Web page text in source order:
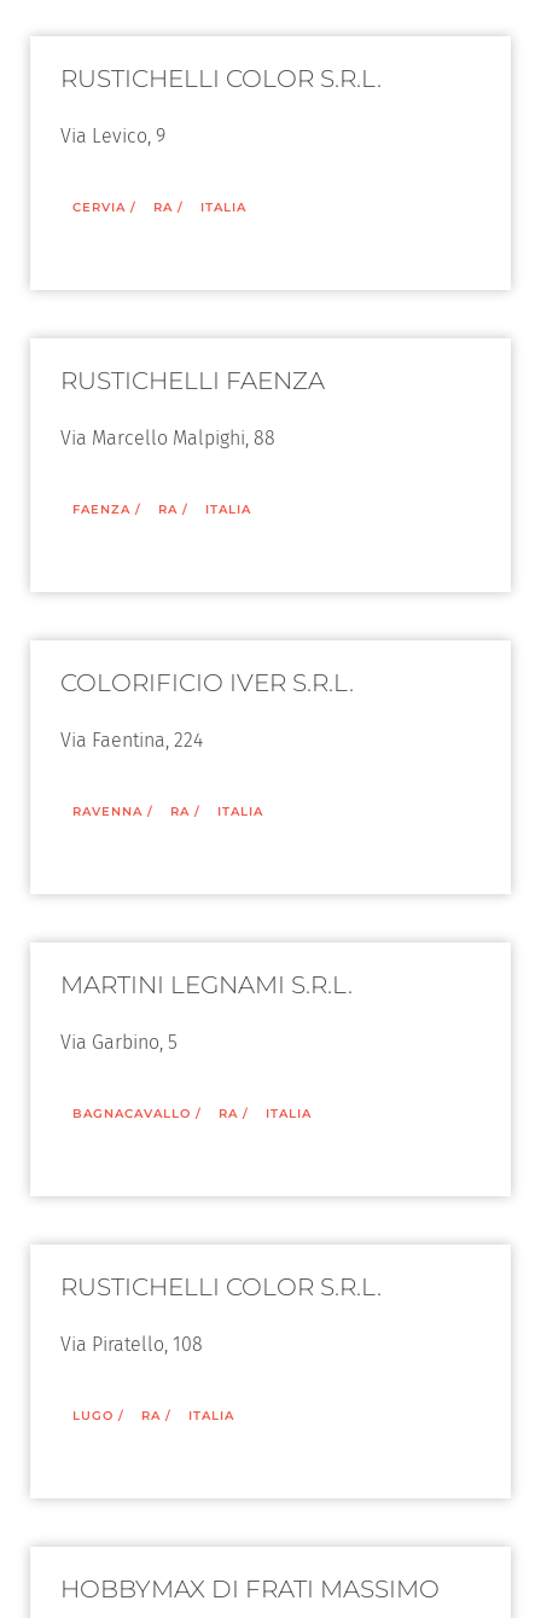
RUSTICHELLI COLOR S.R.L.
Via Levico, 9
CERVIA / RA / ITALIA
RUSTICHELLI FAENZA
Via Marcello Malpighi, 88
FAENZA / RA / ITALIA
COLORIFICIO IVER S.R.L.
Via Faentina, 224
RAVENNA / RA / ITALIA
MARTINI LEGNAMI S.R.L.
Via Garbino, 5
BAGNACAVALLO / RA / ITALIA
RUSTICHELLI COLOR S.R.L.
Via Piratello, 108
LUGO / RA / ITALIA
HOBBYMAX DI FRATI MASSIMO